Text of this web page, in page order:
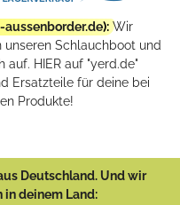
): Wir
unseren Schlauchboot und
auf. HIER auf "yerd.de"
Ersatzteile für deine bei
Produkte!
Deutschland. Und wir
in deinem Land: